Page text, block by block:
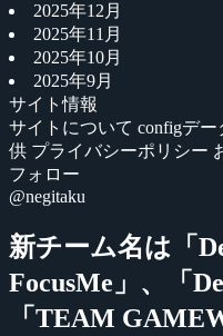
2025年12月
2025年11月
2025年10月
2025年9月
サイト情報
サイトについて configデ
供 プライバシーポリシー
フォロー
@negitaku
新チーム名は「
FocusMe」、「
「TEAM